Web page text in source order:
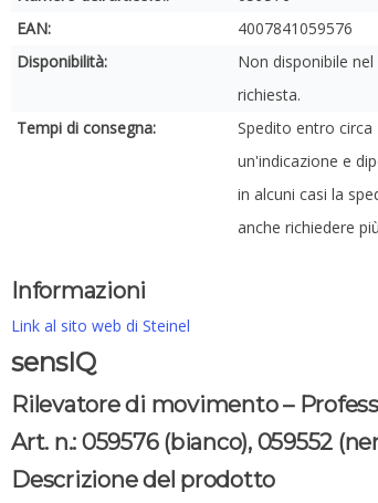
EAN:
4007841059576
Disponibilità:
Non disponibile
richiesta.
Tempi di consegna:
Spedito entro
un'indicazione e
in alcuni casi la
anche richiedere
Informazioni
Link al sito web di Steinel
sensIQ
Rilevatore di movimento –
Art. n.: 059576 (bianco), 059552
Descrizione del prodotto